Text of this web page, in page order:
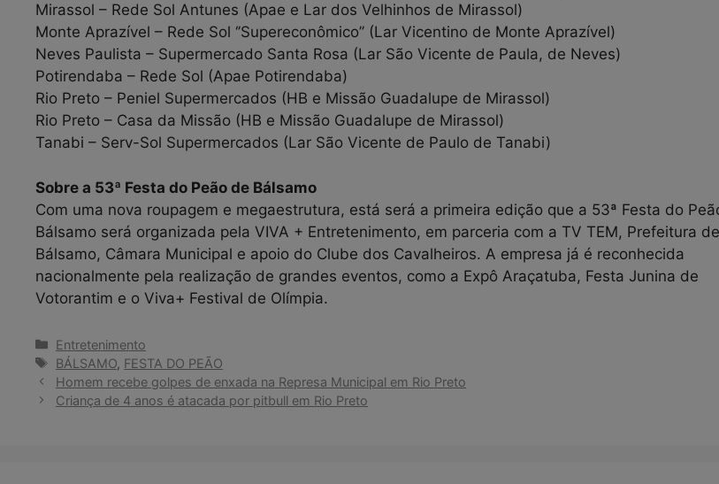
Mirassol – Rede Sol Antunes (Apae e Lar dos Velhinhos de Mirassol)
Monte Aprazível – Rede Sol ‘’Supereconômico’’ (Lar Vicentino de Monte Aprazível)
Neves Paulista – Supermercado Santa Rosa (Lar São Vicente de Paula, de Neves)
Potirendaba – Rede Sol (Apae Potirendaba)
Rio Preto – Peniel Supermercados (HB e Missão Guadalupe de Mirassol)
Rio Preto – Casa da Missão (HB e Missão Guadalupe de Mirassol)
Tanabi – Serv-Sol Supermercados (Lar São Vicente de Paulo de Tanabi)
Sobre a 53ª Festa do Peão de Bálsamo
Com uma nova roupagem e megaestrutura, está será a primeira edição que a 53ª Festa do
Bálsamo será organizada pela VIVA + Entretenimento, em parceria com a TV TEM, Prefeitura de
Bálsamo, Câmara Municipal e apoio do Clube dos Cavalheiros. A empresa já é reconhecida
nacionalmente pela realização de grandes eventos, como a Expô Araçatuba, Festa Junina de
Votorantim e o Viva+ Festival de Olímpia.
Categorias
Entretenimento
Tags
BÁLSAMO, FESTA DO PEÃO
Homem recebe golpes de enxada na Represa Municipal em Rio Preto
Criança de 4 anos é atacada por pitbull em Rio Preto